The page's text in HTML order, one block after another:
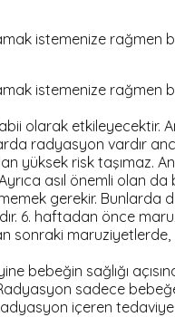
istemenize rağmen
istemenize rağmen
olarak
radyasyon vardır
yüksek risk
asıl önemli olan da
gerekir. Bunlarda
6. haftadan önce
sağlığı
sadece
içeren